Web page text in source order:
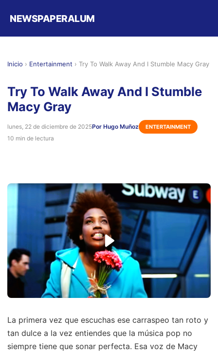
NEWSPAPERALUM
Inicio › Entertainment › Try To Walk Away And I Stumble Macy Gray
Try To Walk Away And I Stumble
Macy Gray
lunes, 22 de diciembre de 2025Por Hugo Muñoz ENTERTAINMENT
10 min de lectura
La primera vez que escuchas ese carraspeo tan roto y
tan dulce a la vez entiendes que la música pop no
siempre tiene que sonar perfecta. Esa voz de Macy